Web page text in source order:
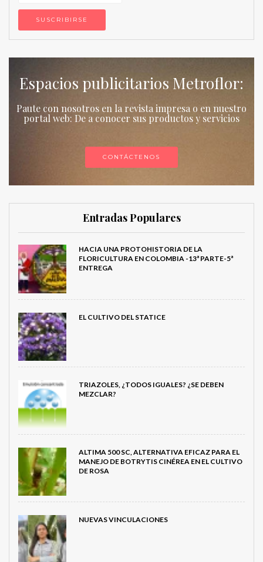
Espacios publicitarios Metroflor:
Paute con nosotros en la revista impresa o en nuestro
portal web: De a conocer sus productos y servicios
CONTÁCTENOS
Entradas Populares
HACIA UNA PROTOHISTORIA DE LA
FLORICULTURA EN COLOMBIA -13ª PARTE-5ª
ENTREGA
EL CULTIVO DEL STATICE
TRIAZOLES, ¿TODOS IGUALES? ¿SE DEBEN
MEZCLAR?
ALTIMA 500 SC, ALTERNATIVA EFICAZ PARA EL
MANEJO DE BOTRYTIS CINÉREA EN EL CULTIVO
DE ROSA
NUEVAS VINCULACIONES